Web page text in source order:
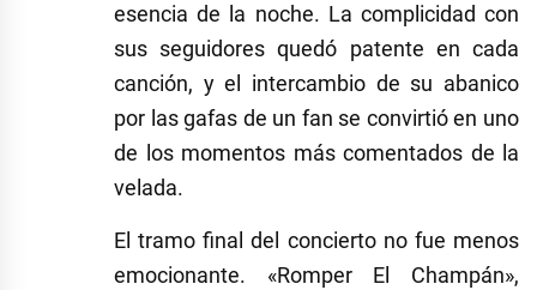
esencia de la noche. La complicidad con
sus seguidores quedó patente en cada
canción, y el intercambio de su abanico
por las gafas de un fan se convirtió en uno
de los momentos más comentados de la
velada.
El tramo final del concierto no fue menos
emocionante. «Romper El Champán»,